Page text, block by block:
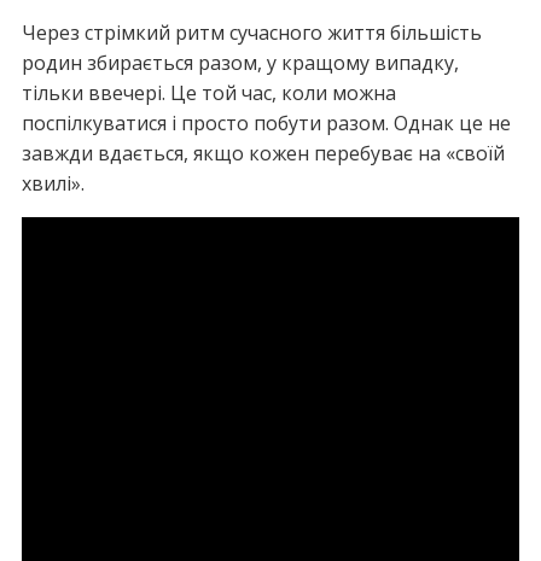
Через стрімкий ритм сучасного життя більшість
родин збирається разом, у кращому випадку,
тільки ввечері. Це той час, коли можна
поспілкуватися і просто побути разом. Однак це не
завжди вдається, якщо кожен перебуває на «своїй
хвилі».